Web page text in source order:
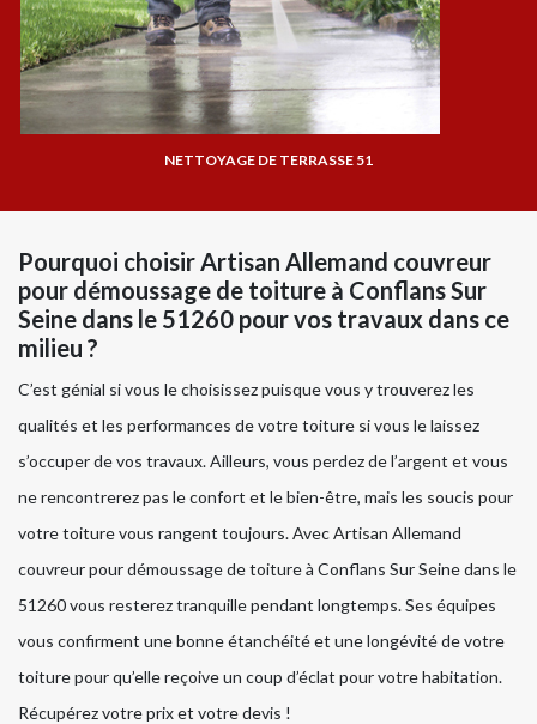
NETTOYAGE DE TERRASSE 51
Pourquoi choisir Artisan Allemand couvreur
pour démoussage de toiture à Conflans Sur
Seine dans le 51260 pour vos travaux dans ce
milieu ?
C’est génial si vous le choisissez puisque vous y trouverez les
qualités et les performances de votre toiture si vous le laissez
s’occuper de vos travaux. Ailleurs, vous perdez de l’argent et vous
ne rencontrerez pas le confort et le bien-être, mais les soucis pour
votre toiture vous rangent toujours. Avec Artisan Allemand
couvreur pour démoussage de toiture à Conflans Sur Seine dans le
51260 vous resterez tranquille pendant longtemps. Ses équipes
vous confirment une bonne étanchéité et une longévité de votre
toiture pour qu’elle reçoive un coup d’éclat pour votre habitation.
Récupérez votre prix et votre devis !